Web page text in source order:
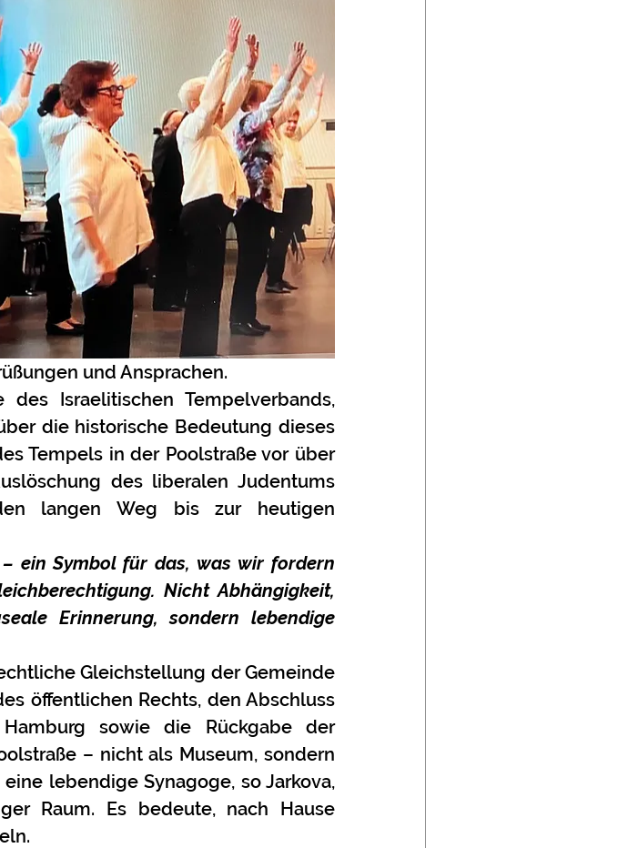
und Ansprachen.
Israelitischen Tempelverbands,
die historische Bedeutung dieses
Tempels in der Poolstraße vor über
des liberalen Judentums
langen Weg bis zur heutigen
ein Symbol für das, was wir fordern
Nicht Abhängigkeit,
Erinnerung, sondern lebendige
Gleichstellung der Gemeinde
öffentlichen Rechts, den Abschluss
sowie die Rückgabe der
– nicht als Museum, sondern
lebendige Synagoge, so Jarkova,
Raum. Es bedeute, nach Hause